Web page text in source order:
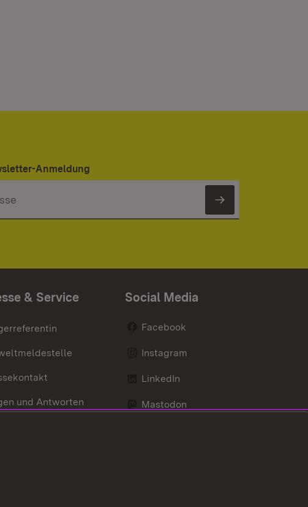
Anmeldung
Newsletter
& Service
und Antworten
Social Media
Facebook
Instagram
LinkedIn
Mastodon